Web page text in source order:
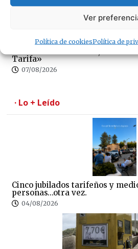
Ver
Política de cookiesPolítica de
Tarifa»
07/08/2026
· Lo + Leído
Cinco jubilados tarifeños y
personas…otra vez.
04/08/2026